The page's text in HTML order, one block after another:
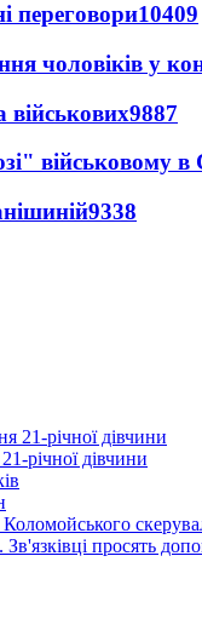
переговори10409
чоловіків у
9887
військовому в
9338
річної дівчини
просять